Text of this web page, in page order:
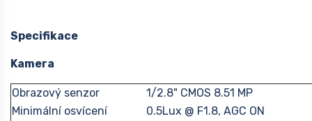
Specifikace
Kamera
Obrazový senzor
1/2.8" CMOS 8.51 MP
Minimální osvícení
0.5Lux @ F1.8, AGC ON